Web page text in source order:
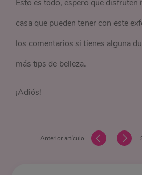
Esto es todo, espero que disfruten
casa que pueden tener con este
los comentarios si tienes alguna
más tips de belleza.
¡Adiós!
Anterior artículo